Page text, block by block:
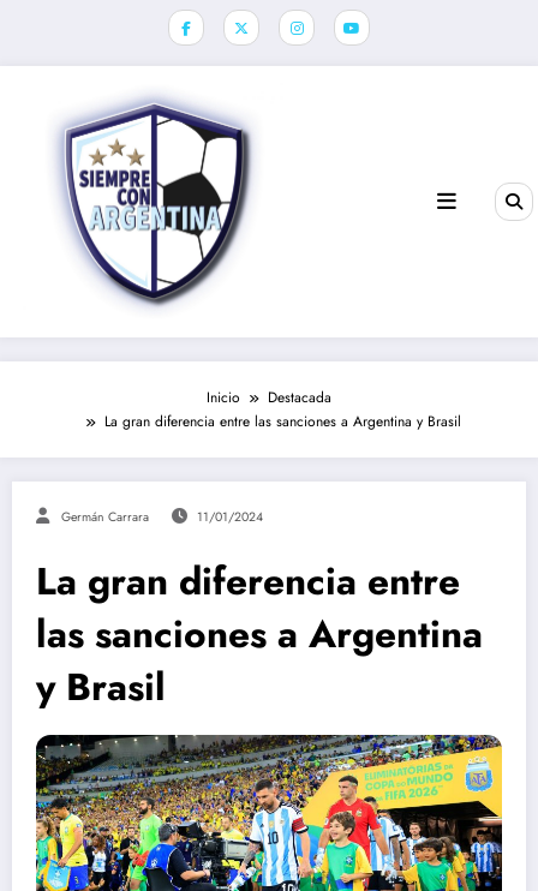
Inicio
Destacada
La gran diferencia entre las sanciones a Argentina y Brasil
Germán Carrara 11/01/2024
La gran diferencia entre
las sanciones a Argentina
y Brasil